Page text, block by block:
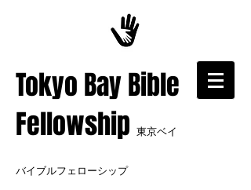
​Tokyo Bay Bible
Fellowship 東京ベイ
バイブルフェローシップ